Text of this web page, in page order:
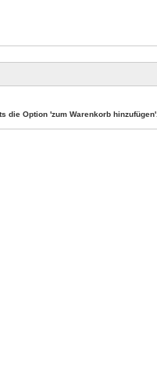
die Option 'zum Warenkorb hinzufügen'.